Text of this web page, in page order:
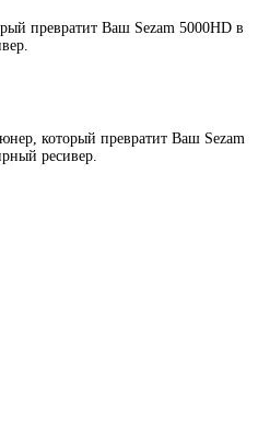
превратит Ваш Sezam 5000HD в
который превратит Ваш Sezam
ресивер.